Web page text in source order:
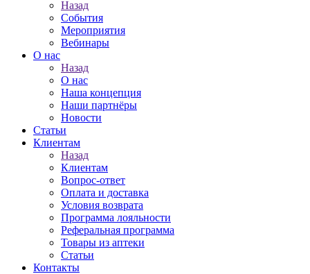
Назад
События
Мероприятия
Вебинары
О нас
Назад
О нас
Наша концепция
Наши партнёры
Новости
Статьи
Клиентам
Назад
Клиентам
Вопрос-ответ
Оплата и доставка
Условия возврата
Программа лояльности
Реферальная программа
Товары из аптеки
Статьи
Контакты